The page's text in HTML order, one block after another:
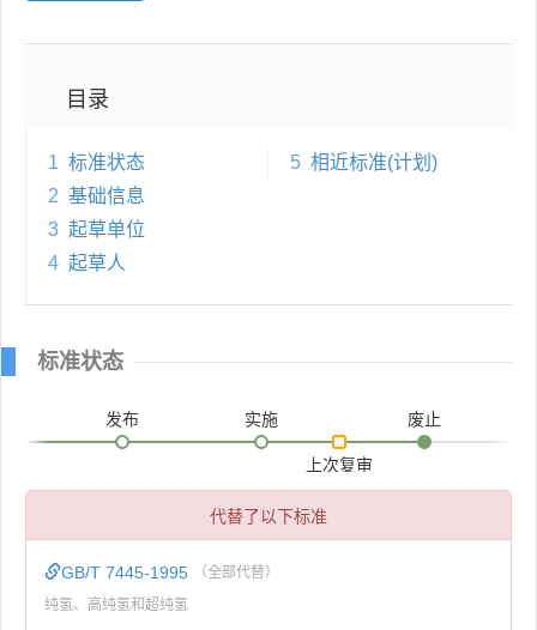
目录
1 标准状态
2 基础信息
3 起草单位
4 起草人
5 相近标准(计划)
标准状态
发布 实施
上次复审
废止
代替了以下标准
GB/T 7445-1995 （全部代替）
纯氢、高纯氢和超纯氢